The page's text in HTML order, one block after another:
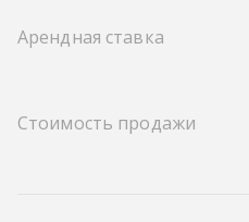
Арендная ставка
Стоимость продажи